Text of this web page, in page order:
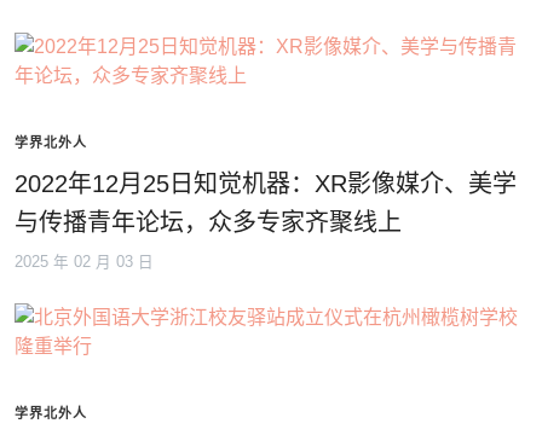
学界北外人
2022年12月25日知觉机器：XR影像媒介、美学
与传播青年论坛，众多专家齐聚线上
2025 年 02 月 03 日
学界北外人